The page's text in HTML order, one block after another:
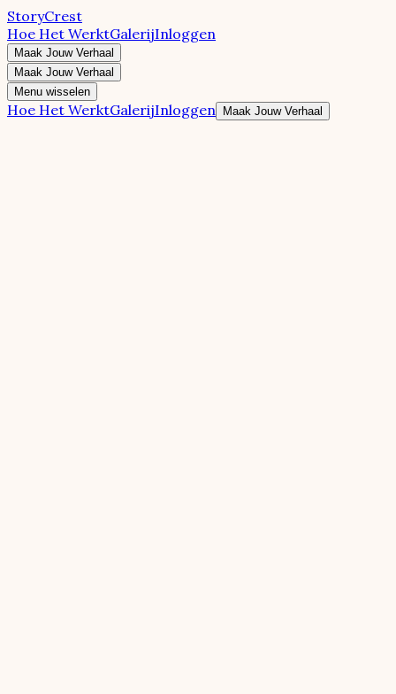
StoryCrest
Hoe Het WerktGalerijInloggen
Maak Jouw Verhaal
Maak Jouw Verhaal
Menu wisselen
Hoe Het WerktGalerijInloggen Maak Jouw Verhaal